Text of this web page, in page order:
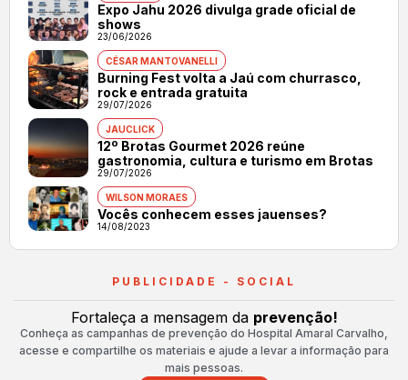
Expo Jahu 2026 divulga grade oficial de
shows
23/06/2026
CÉSAR MANTOVANELLI
Burning Fest volta a Jaú com churrasco,
rock e entrada gratuita
29/07/2026
JAUCLICK
12º Brotas Gourmet 2026 reúne
gastronomia, cultura e turismo em Brotas
29/07/2026
WILSON MORAES
Vocês conhecem esses jauenses?
14/08/2023
PUBLICIDADE - SOCIAL
Fortaleça a mensagem da prevenção!
Conheça as campanhas de prevenção do Hospital Amaral Carvalho,
acesse e compartilhe os materiais e ajude a levar a informação para
mais pessoas.